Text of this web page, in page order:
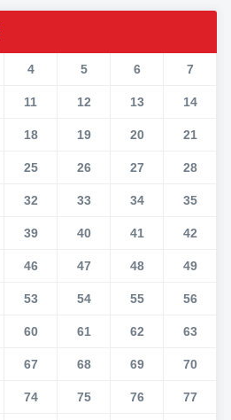
4 5 6 7
11 12 13 14
18 19 20 21
25 26 27 28
32 33 34 35
39 40 41 42
46 47 48 49
53 54 55 56
60 61 62 63
67 68 69 70
74 75 76 77